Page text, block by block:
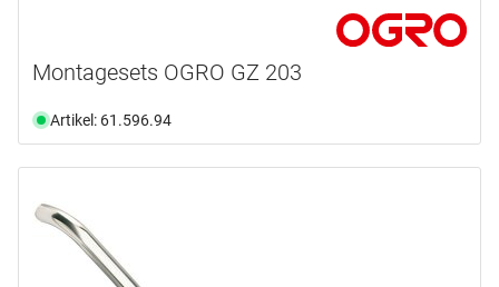
Montagesets OGRO GZ 203
Artikel: 61.596.94